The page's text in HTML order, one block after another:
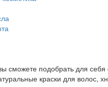
сможете подобрать для себя
краски для волос,